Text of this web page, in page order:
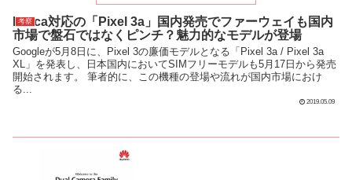
考察
Felica対応の「Pixel 3a」国内発売でファーウェイも国内
市場で盤石ではなくピンチ？魅力的なモデルが登場
Googleが5月8日に、Pixel 3の廉価モデルとなる「Pixel 3a / Pixel 3a
XL」を発表し、日本国内においてSIMフリーモデルも5月17日から発売
開始されます。 筆者的に、この機種の登場や流れが国内市場におけ
る...
2019.05.09